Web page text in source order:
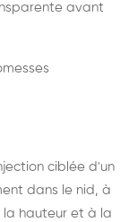
avant
ciblée d'un
dans le nid, à
hauteur et à la